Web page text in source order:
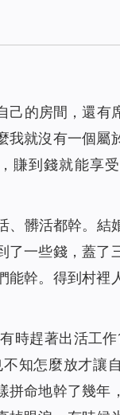
的房間，還有
就沒有一個屬
賺到錢就能享
、髒活都幹。結
了一些錢，蓋了
能幹。得到村裡
時趕著出活工
知怎麼放才讓
命地幹了幾年